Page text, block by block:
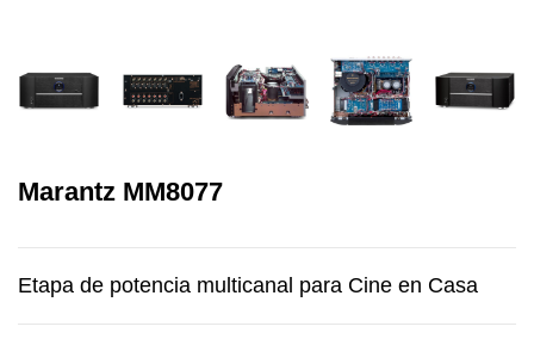
Marantz MM8077
Etapa de potencia multicanal para Cine en Casa